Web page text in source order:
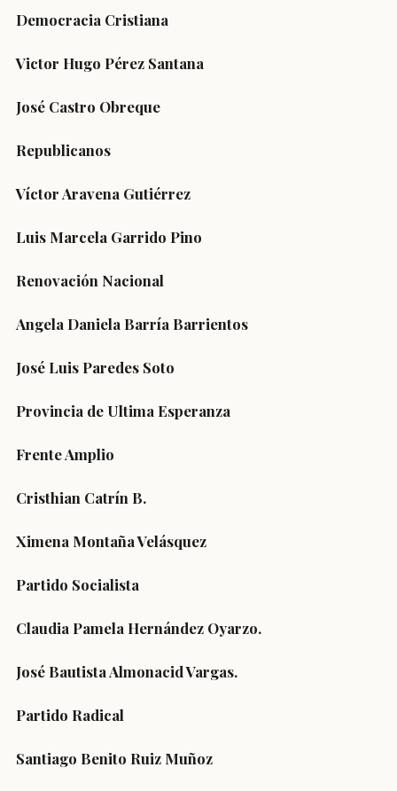
Democracia Cristiana
Victor Hugo Pérez Santana
José Castro Obreque
Republicanos
Víctor Aravena Gutiérrez
Luis Marcela Garrido Pino
Renovación Nacional
Angela Daniela Barría Barrientos
José Luis Paredes Soto
Provincia de Ultima Esperanza
Frente Amplio
Cristhian Catrín B.
Ximena Montaña Velásquez
Partido Socialista
Claudia Pamela Hernández Oyarzo.
José Bautista Almonacid Vargas.
Partido Radical
Santiago Benito Ruiz Muñoz